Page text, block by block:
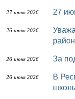
27 июня 2026 27
26 июня 2026
Уважаемые жители и гости муниципального
26 июня 2026 За
26 июня 2026
В Республике Коми продолжают обновлять